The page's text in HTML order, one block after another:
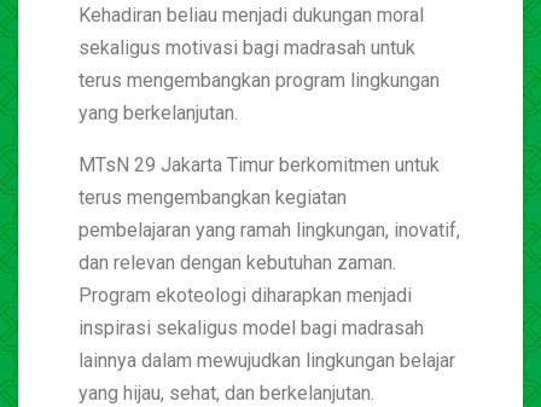
Kehadiran beliau menjadi dukungan moral
sekaligus motivasi bagi madrasah untuk
terus mengembangkan program lingkungan
yang berkelanjutan.
MTsN 29 Jakarta Timur berkomitmen untuk
terus mengembangkan kegiatan
pembelajaran yang ramah lingkungan, inovatif,
dan relevan dengan kebutuhan zaman.
Program ekoteologi diharapkan menjadi
inspirasi sekaligus model bagi madrasah
lainnya dalam mewujudkan lingkungan belajar
yang hijau, sehat, dan berkelanjutan.